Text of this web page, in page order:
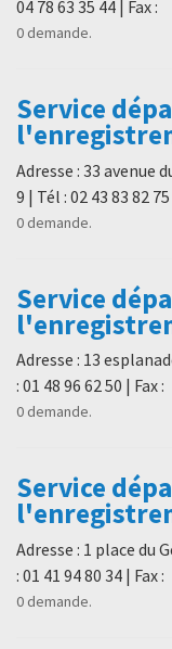
04 78 63 35 44 | Fax :
0 demande.
Service
Adresse : 33 avenue
9 | Tél : 02 43 83 82 75
0 demande.
Service
Adresse : 13
: 01 48 96 62 50 | Fax :
0 demande.
Service
Adresse : 1 place du
: 01 41 94 80 34 | Fax :
0 demande.